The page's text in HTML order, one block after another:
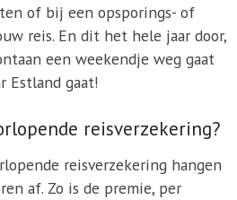
of bij een opsporings- of
reis. En dit het hele jaar door,
een weekendje weg gaat
Estland gaat!
reisverzekering?
reisverzekering hangen
af. Zo is de premie, per